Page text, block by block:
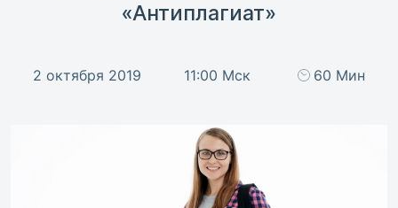
«Антиплагиат»
2 октября 2019 11:00 Мск 60 Мин